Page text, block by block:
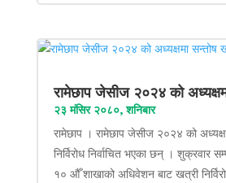
रामेछाप जेसीज २०२४ को
२३ मंसिर २०८०, शनिबार
रामेछाप । रामेछाप जेसीज २०२४ को
निर्विरोध निर्वाचित भएका छन् । शुक्रवार
१० औँ शाखाको अधिवेशन बाट खत्री